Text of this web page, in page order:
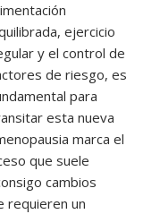
ejercicio
y el control de
de riesgo, es
para
esta nueva
marca el
que suele
cambios
requieren un